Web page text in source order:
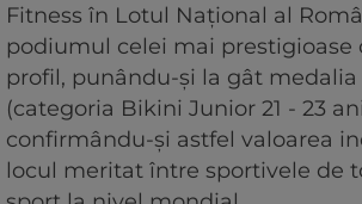
Fitness în Lotul Național al
podiumul celei mai
profil, punându-și la gât
(categoria Bikini Junior 21 - 23
confirmându-și astfel valoarea
locul meritat între sportivele de